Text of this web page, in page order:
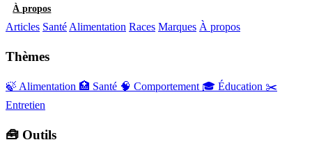
À propos
Articles Santé Alimentation Races Marques À propos
Thèmes
🍃 Alimentation 🏥 Santé 🧠 Comportement 🎓 Éducation ✂️
Entretien
🧰 Outils